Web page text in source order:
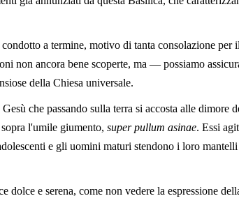
a termine, motivo di tanta consolazione
non ancora bene scoperte, ma — possiamo
della Chiesa universale.
che passando sulla terra si accosta alle dimore
l'umile giumento, super pullum asinae. Essi
e gli uomini maturi stendono i loro mantelli
e serena, come non vedere la espressione